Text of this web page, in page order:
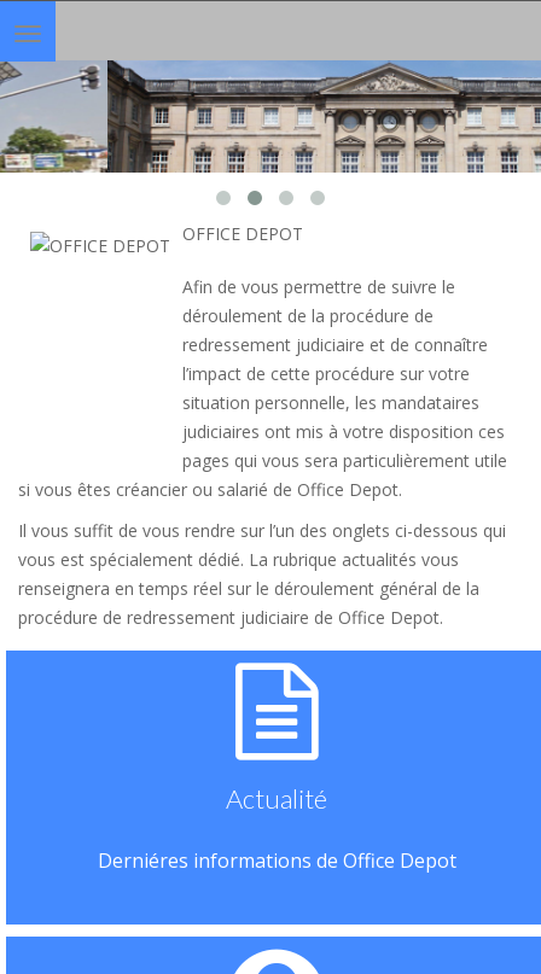
Toggle
navigation
OFFICE DEPOT
Afin de vous permettre de suivre le
déroulement de la procédure de
redressement judiciaire et de connaître
l’impact de cette procédure sur votre
situation personnelle, les mandataires
judiciaires ont mis à votre disposition ces
pages qui vous sera particulièrement utile
si vous êtes créancier ou salarié de Office Depot.
Il vous suffit de vous rendre sur l’un des onglets ci-dessous qui
vous est spécialement dédié. La rubrique actualités vous
renseignera en temps réel sur le déroulement général de la
procédure de redressement judiciaire de Office Depot.
Actualité
Derniéres informations de Office Depot